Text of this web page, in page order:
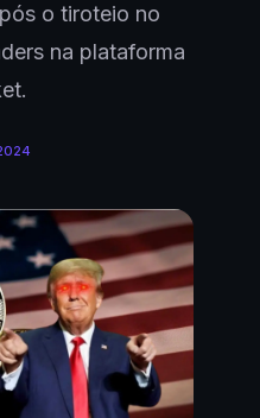
o tiroteio no
na plataforma